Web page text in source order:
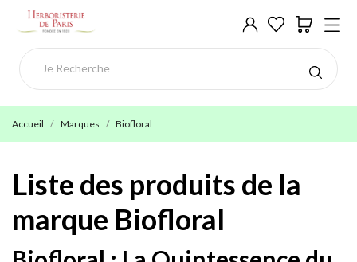
Accueil Marques Biofloral
Liste des produits de la
marque Biofloral